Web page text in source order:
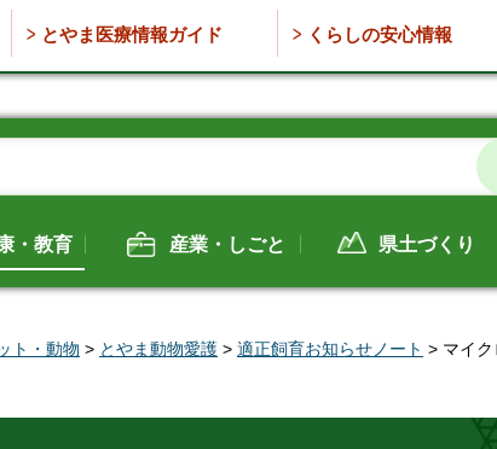
とやま医療情報ガイド くらしの安心情報
・教育 産業・しごと 県土づくり
ト・動物 > とやま動物愛護 > 適正飼育お知らせノート > マイ